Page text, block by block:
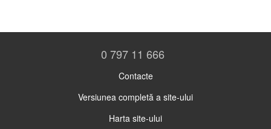
0 797 11 666
Contacte
Versiunea completă a site-ului
Harta site-ului